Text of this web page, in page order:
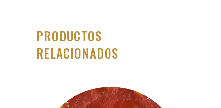
PRODUCTOS
RELACIONADOS